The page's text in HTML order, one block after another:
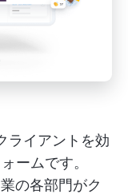
ライアントを効
ームです。
の各部門がク